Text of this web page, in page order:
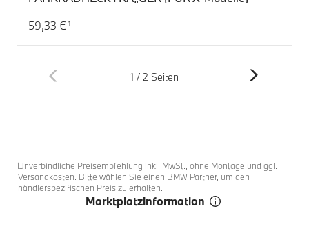
Aktueller Preis: 59,33 €
59,33 € 1
1 / 2 Seiten
Fußnoten
Fußnote 1
Unverbindliche Preisempfehlung inkl. MwSt., ohne Montage und ggf.
Versandkosten. Bitte wählen Sie einen BMW Partner, um den
händlerspezifischen Preis zu erhalten.
1
1. 0
1. 1
1. 2
1. 3
1. 4
1. 5
1. 6
1. 7
1. 8
1. 9
1. 10
1. 11
Marktplatzinformation